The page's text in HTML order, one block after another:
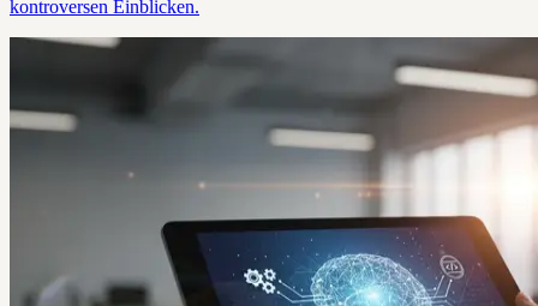
kontroversen Einblicken.